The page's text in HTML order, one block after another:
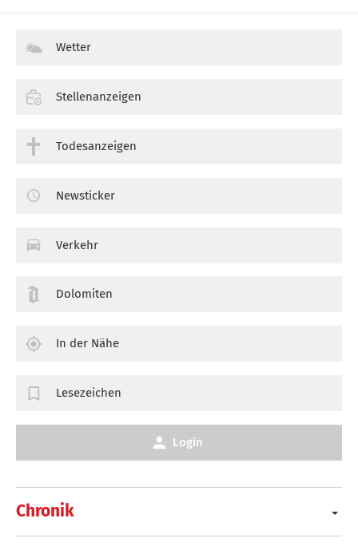
Chronik
Wetter
Stellenanzeigen
Todesanzeigen
Newsticker
Verkehr
Dolomiten
In der Nähe
Lesezeichen
Login